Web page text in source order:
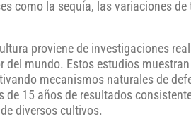
como la sequía, las variaciones de
proviene de investigaciones
del mundo. Estos estudios
mecanismos naturales de
15 años de resultados
diversos cultivos.